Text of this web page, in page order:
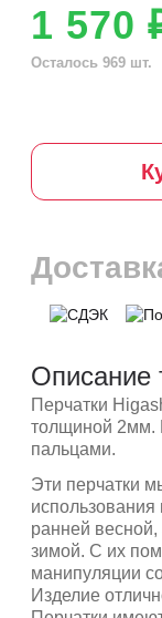
1 570
Осталось 969 шт.
Описание
Перчатки
толщиной 2мм.
пальцами.
Эти перчатки
ранней
зимой. С их
манипуляции
Изделие